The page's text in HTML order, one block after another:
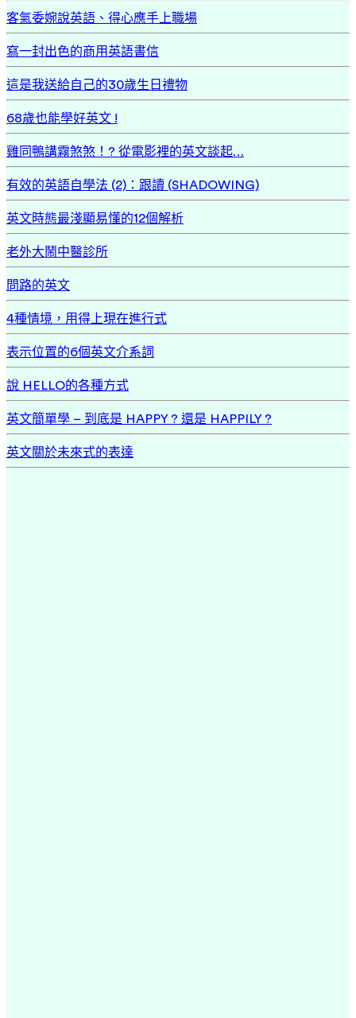
客氣委婉說英語、得心應手上職場
寫一封出色的商用英語書信
這是我送給自己的30歲生日禮物
68歲也能學好英文 !
雞同鴨講霧煞煞！? 從電影裡的英文談起…
有效的英語自學法 (2)：跟讀 (SHADOWING)
英文時態最淺顯易懂的12個解析
老外大鬧中醫診所
問路的英文
4種情境，用得上現在進行式
表示位置的6個英文介系詞
說 HELLO的各種方式
英文簡單學 – 到底是 HAPPY ? 還是 HAPPILY ?
英文關於未來式的表達